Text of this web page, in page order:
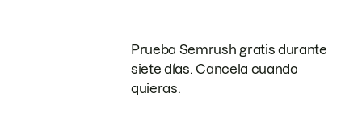
Prueba Semrush gratis durante
siete días. Cancela cuando
quieras.